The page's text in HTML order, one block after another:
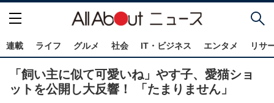
連載 ライフ グルメ 社会 IT・ビジネス エンタメ リサ
「飼い主に似て可愛いね」やす子、愛猫ショ
ットを公開し大反響！ 「たまりません」